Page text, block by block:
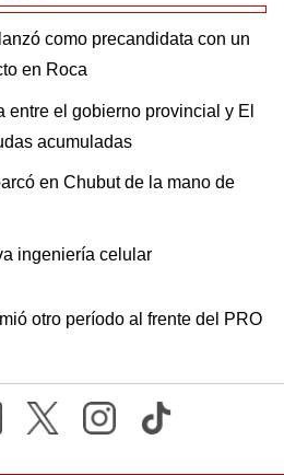
como precandidata con un
en Roca
entre el gobierno provincial y El
acumuladas
en Chubut de la mano de
ingeniería celular
otro período al frente del PRO